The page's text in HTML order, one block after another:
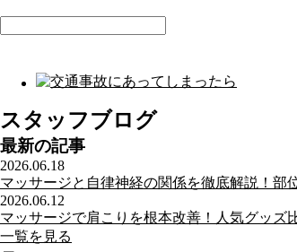
スタッフブログ
最新の記事
2026.06.18
マッサージと自律神経の関係を徹底解説！部
2026.06.12
マッサージで肩こりを根本改善！人気グッズ
一覧を見る